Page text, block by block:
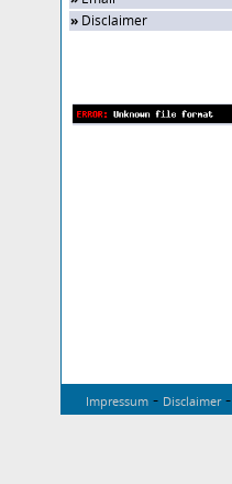
» Disclaimer
Impressum - Disclaimer-